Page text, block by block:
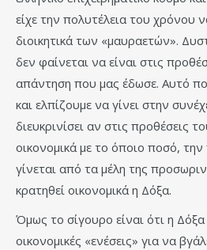
είχε την πολυτέλεια του χρόνου
διοικητικά των «μαυραετών».
δεν φαίνεται να είναι στις
απάντηση που μας έδωσε. Αυτό
και ελπίζουμε να γίνει στην
διευκρινίσει αν στις προθέσεις
οικονομικά με το όποιο ποσό,
γίνεται από τα μέλη της
κρατηθεί οικονομικά η Δόξα.
Όμως το σίγουρο είναι ότι η
οικονομικές «ενέσεις» για να